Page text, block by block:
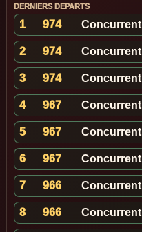
DERNIERS DEPARTS
1 974 Concurrent
2 974 Concurrent
3 974 Concurrent
4 967 Concurrent
5 967 Concurrent
6 967 Concurrent
7 966 Concurrent
8 966 Concurrent